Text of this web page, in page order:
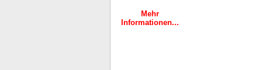
Mehr
Informationen...